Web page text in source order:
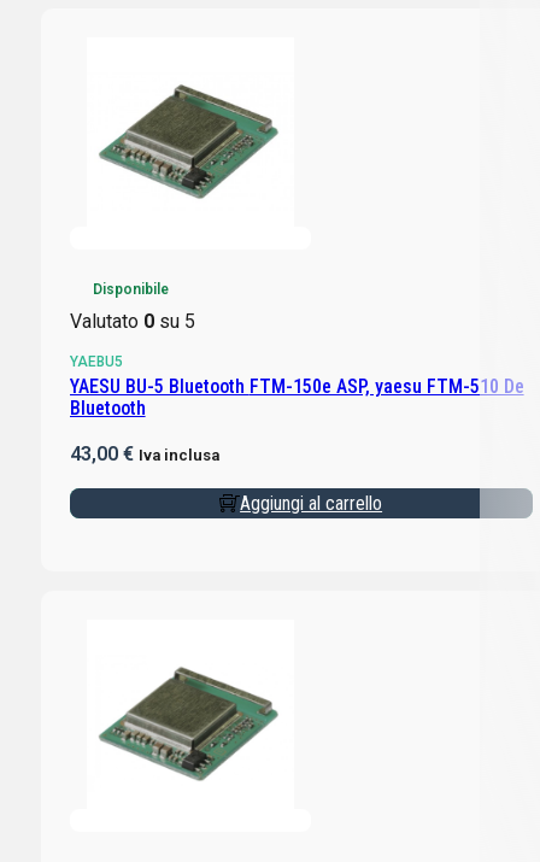
Disponibile
Valutato 0su 5
YAEBU5
YAESU BU-5 Bluetooth FTM-150e ASP, yaesu FTM-510 De
Bluetooth
43,00 € Iva inclusa
Aggiungi al carrello